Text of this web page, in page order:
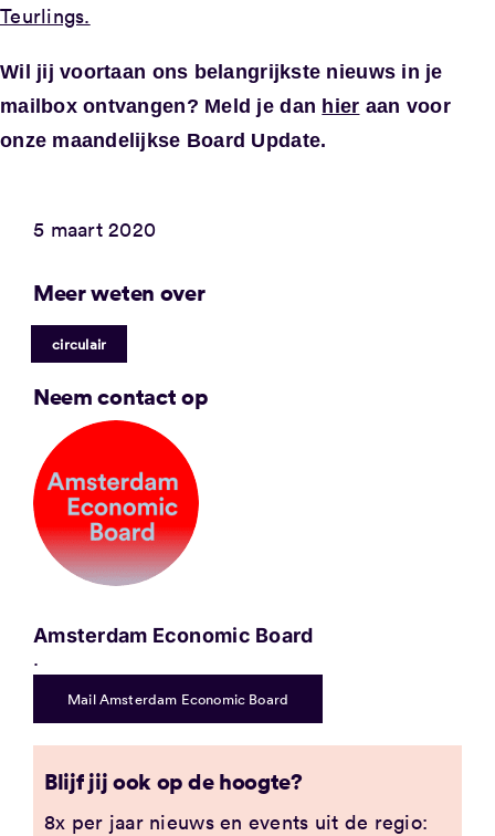
Teurlings.
Wil jij voortaan ons belangrijkste nieuws in je
mailbox ontvangen? Meld je dan hier aan voor
onze maandelijkse Board Update.
5 maart 2020
Meer weten over
circulair
Neem contact op
Amsterdam Economic Board
.
Mail Amsterdam Economic Board
Blijf jij ook op de hoogte?
8x per jaar nieuws en events uit de regio: